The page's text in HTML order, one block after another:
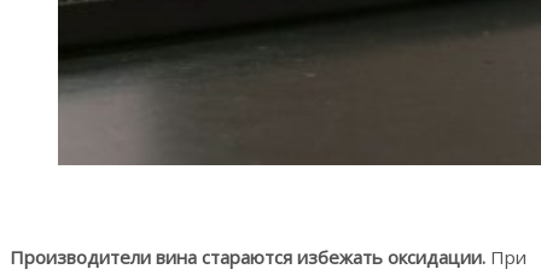
Производители вина стараются избежать оксидации. При